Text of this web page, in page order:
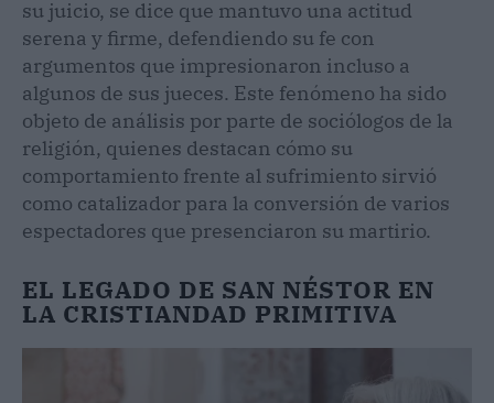
su juicio, se dice que mantuvo una actitud
serena y firme, defendiendo su fe con
argumentos que impresionaron incluso a
algunos de sus jueces. Este fenómeno ha sido
objeto de análisis por parte de sociólogos de la
religión, quienes destacan cómo su
comportamiento frente al sufrimiento sirvió
como catalizador para la conversión de varios
espectadores que presenciaron su martirio.
EL LEGADO DE SAN NÉSTOR EN
LA CRISTIANDAD PRIMITIVA